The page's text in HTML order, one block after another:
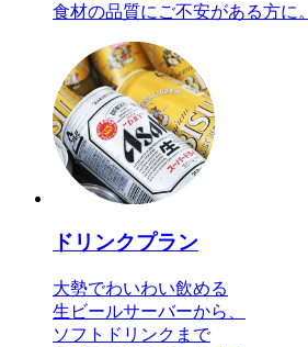
食材の品質にご不安がある方に。
ドリンクプラン
大勢でわいわい飲める
生ビールサーバーから、
ソフトドリンクまで